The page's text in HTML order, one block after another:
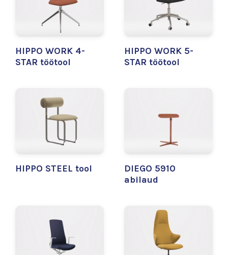
HIPPO WORK 4-
STAR töötool
HIPPO WORK 5-
STAR töötool
HIPPO STEEL tool
DIEGO 5910
abilaud